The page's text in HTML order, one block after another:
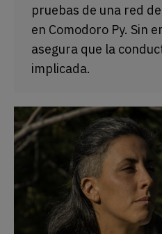
pruebas de una red
en Comodoro Py. Sin
asegura que la
implicada.